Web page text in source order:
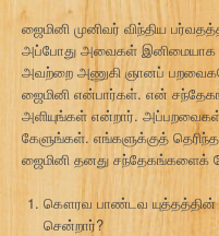
ஜைமினி முனிவர் விந்திய
அப்போது அவைகள்
அவற்றை அணுகி ஞானப்
ஜைமினி என்பார்கள். என்
அளியுங்கள் என்றார்.
கேளுங்கள். எங்களுக்குத்
ஜைமினி தனது சந்தேகங்களைக்
கௌரவ பாண்டவ யுத்தத்தின்
சென்றார்?